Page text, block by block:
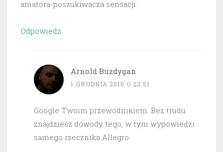
amatora-poszukiwacza sensacji.
Odpowiedz
Arnold Buzdygan
1 GRUDNIA 2010 O 23:51
Google Twoim przewodnikiem. Bez trudu
znajdziesz dowody tego, w tym wypowiedzi
samego rzecznika Allegro.